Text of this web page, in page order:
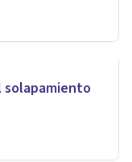
solapamiento